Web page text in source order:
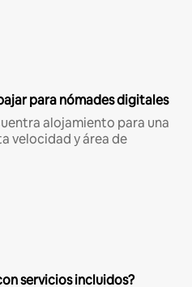
para nómades digitales
alojamiento para una
velocidad y área de
servicios incluidos?